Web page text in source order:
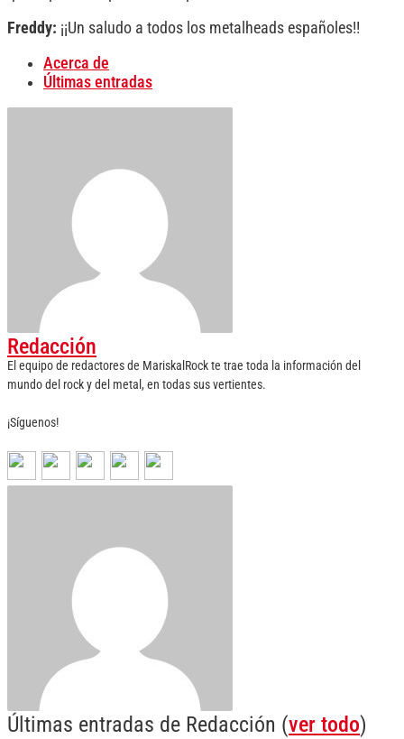
Freddy: ¡¡Un saludo a todos los metalheads españoles!!
Acerca de
Últimas entradas
Redacción
El equipo de redactores de MariskalRock te trae toda la información del
mundo del rock y del metal, en todas sus vertientes.
¡Síguenos!
Últimas entradas de Redacción (ver todo)